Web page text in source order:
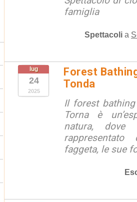
famiglia
Spettacoli a
lug
24
2025
Forest
Tonda
Il forest
Torna è
natura,
faggeta, le sue